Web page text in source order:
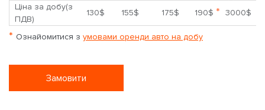
Ціна за добу(з
ПДВ)
130$ 155$ 175$ 190$ * 3000$
* Ознайомитися з умовами оренди авто на добу
Замовити